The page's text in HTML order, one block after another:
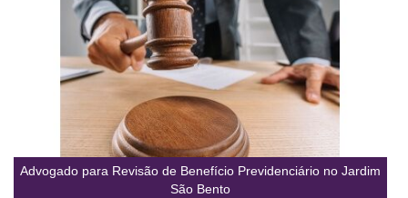
Advogado para Revisão de Benefício Previdenciário no Jardim
São Bento